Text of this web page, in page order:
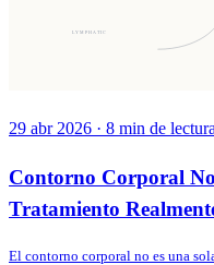
LYMPHATIC
29 abr 2026 · 8 min de lectura
Contorno Corporal
Tratamiento
El contorno corporal no es una